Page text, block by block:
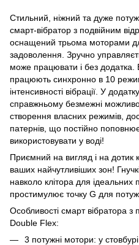
Стильний, ніжний та дуже
смарт-вібратор з подвійним
оснащений трьома моторами
задоволення. Зручно
може працювати і без
працюють синхронно в 10
інтенсивності вібрації. У
справжньому безмежні
створення власних режимів,
патернів, що постійно
використовувати у воді!
Приємний на вигляд і на дотик
ваших найчутливіших зон!
навколо клітора для ідеальних
простимулює точку G для
Особливості смарт вібратора з
Double Flex:
3 потужні мотори: у